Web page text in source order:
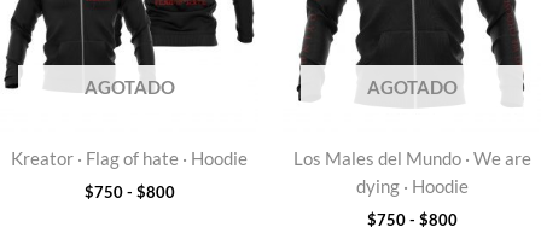
AGOTADO
Kreator · Flag of hate · Hoodie
$750 - $800
$800
AGOTADO
Los Males del Mundo · We are
dying · Hoodie
$750 - $800
$800